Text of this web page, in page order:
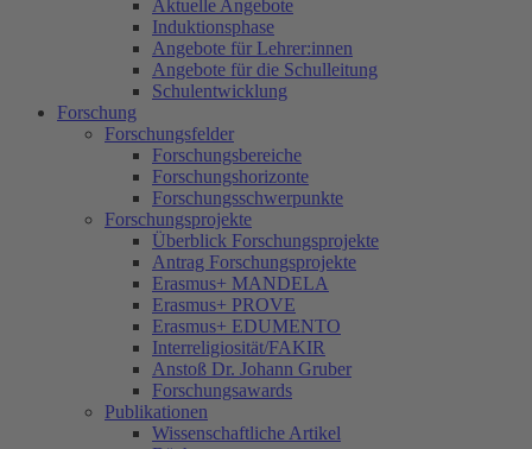
Aktuelle Angebote
Induktionsphase
Angebote für Lehrer:innen
Angebote für die Schulleitung
Schulentwicklung
Forschung
Forschungsfelder
Forschungsbereiche
Forschungshorizonte
Forschungsschwerpunkte
Forschungsprojekte
Überblick Forschungsprojekte
Antrag Forschungsprojekte
Erasmus+ MANDELA
Erasmus+ PROVE
Erasmus+ EDUMENTO
Interreligiosität/FAKIR
Anstoß Dr. Johann Gruber
Forschungsawards
Publikationen
Wissenschaftliche Artikel